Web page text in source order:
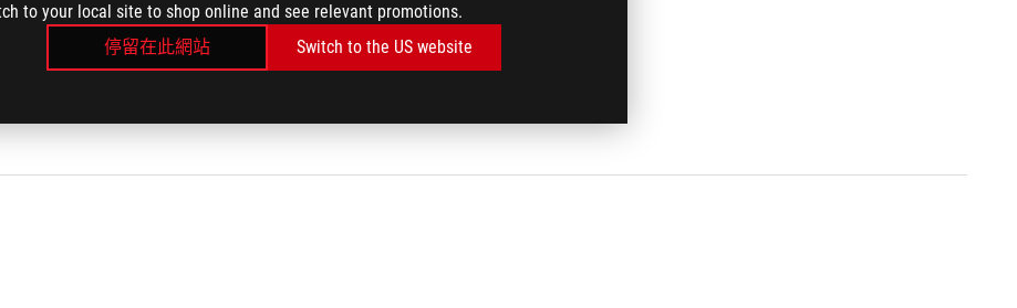
to your local site to shop online and see relevant promotions.
停留在此網站
Switch to the US website